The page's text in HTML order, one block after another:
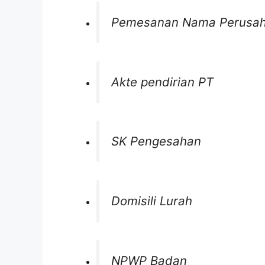
Pemesanan Nama
Akte pendirian PT
SK Pengesahan
Domisili Lurah
NPWP Badan